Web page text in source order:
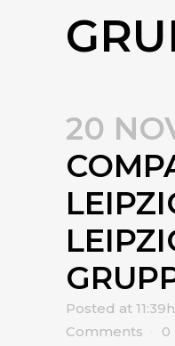
20
Posted at 11:39h
Comments
0